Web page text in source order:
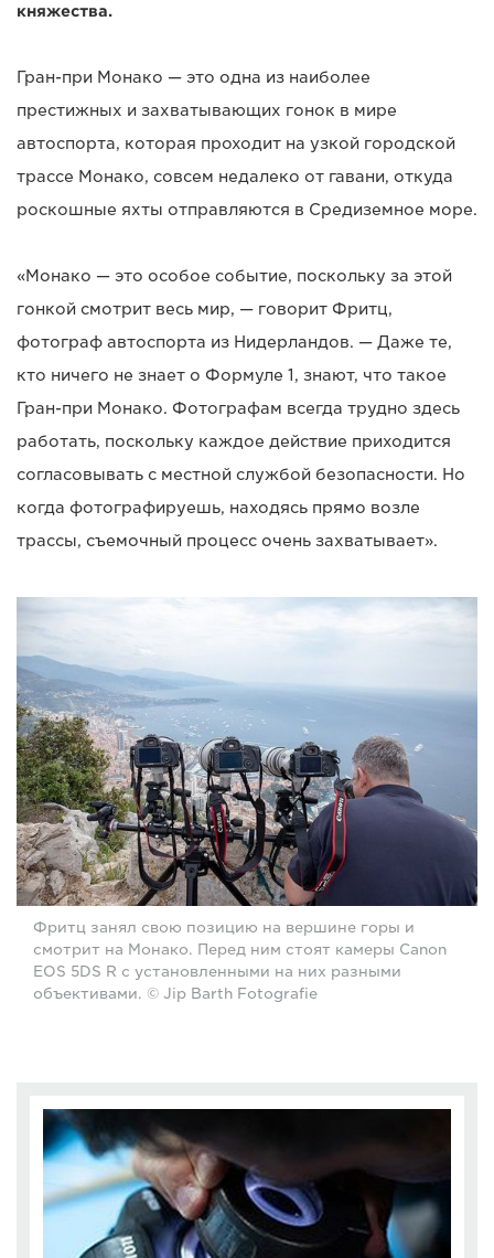
княжества.
Гран-при Монако — это одна из наиболее
престижных и захватывающих гонок в мире
автоспорта, которая проходит на узкой городской
трассе Монако, совсем недалеко от гавани, откуда
роскошные яхты отправляются в Средиземное море.
«Монако — это особое событие, поскольку за этой
гонкой смотрит весь мир, — говорит Фритц,
фотограф автоспорта из Нидерландов. — Даже те,
кто ничего не знает о Формуле 1, знают, что такое
Гран-при Монако. Фотографам всегда трудно здесь
работать, поскольку каждое действие приходится
согласовывать с местной службой безопасности. Но
когда фотографируешь, находясь прямо возле
трассы, съемочный процесс очень захватывает».
Фритц занял свою позицию на вершине горы и
смотрит на Монако. Перед ним стоят камеры Canon
EOS 5DS R с установленными на них разными
объективами. © Jip Barth Fotografie